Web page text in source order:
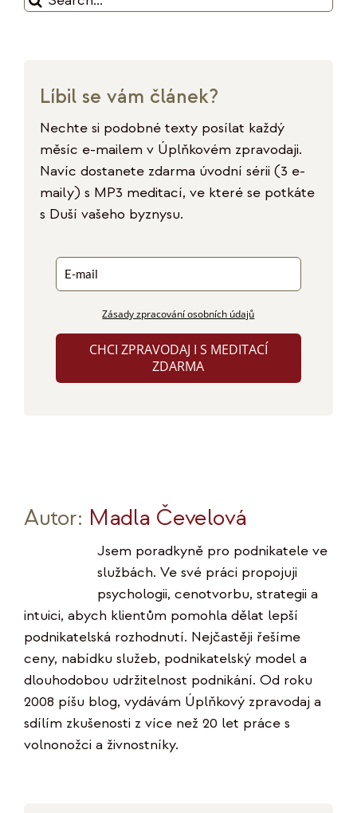
Líbil se vám článek?
Nechte si podobné texty posílat každý
měsíc e-mailem v Úplňkovém zpravodaji.
Navíc dostanete zdarma úvodní sérii (3 e-
maily) s MP3 meditací, ve které se potkáte
s Duší vašeho byznysu.
Zásady zpracování osobních údajů
CHCI ZPRAVODAJ I S MEDITACÍ
ZDARMA
Autor: Madla Čevelová
Jsem poradkyně pro podnikatele ve
službách. Ve své práci propojuji
psychologii, cenotvorbu, strategii a
intuici, abych klientům pomohla dělat lepší
podnikatelská rozhodnutí. Nejčastěji řešíme
ceny, nabídku služeb, podnikatelský model a
dlouhodobou udržitelnost podnikání. Od roku
2008 píšu blog, vydávám Úplňkový zpravodaj a
sdílím zkušenosti z více než 20 let práce s
volnonožci a živnostníky.